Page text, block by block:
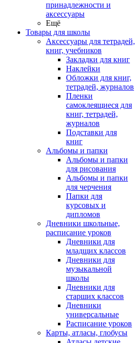
принадлежности и
аксессуары
Ещё
Товары для школы
Аксессуары для тетрадей,
книг, учебников
Закладки для книг
Наклейки
Обложки для книг,
тетрадей, журналов
Пленки
самоклеящиеся для
книг, тетрадей,
журналов
Подставки для
книг
Альбомы и папки
Альбомы и папки
для рисования
Альбомы и папки
для черчения
Папки для
курсовых и
дипломов
Дневники школьные,
расписание уроков
Дневники для
младщих классов
Дневники для
музыкальной
школы
Дневники для
старших классов
Дневники
универсальные
Расписание уроков
Карты, атласы, глобусы